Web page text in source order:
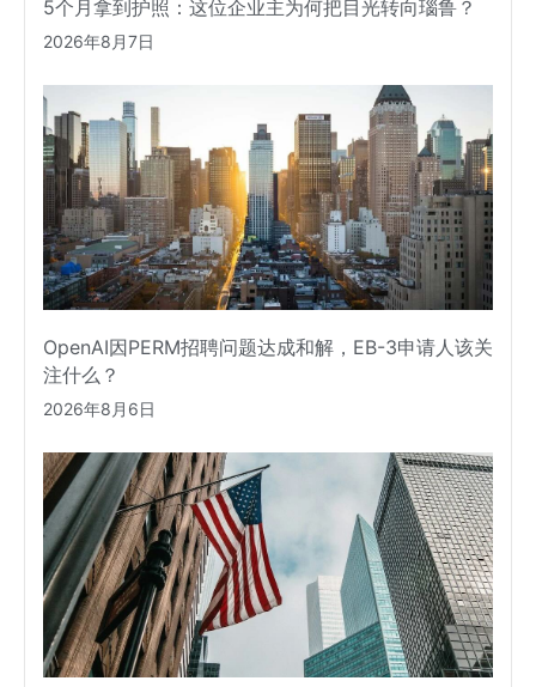
5个月拿到护照：这位企业主为何把目光转向瑙鲁？
2026年8月7日
OpenAI因PERM招聘问题达成和解，EB-3申请人该关
注什么？
2026年8月6日